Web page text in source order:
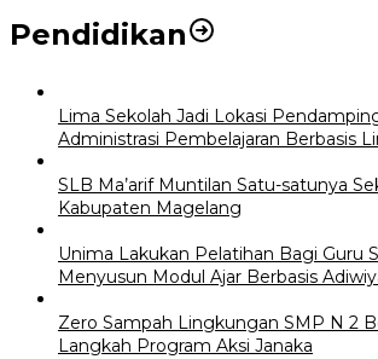
Pendidikan
Lima Sekolah Jadi Lokasi
Administrasi Pembelajaran Berbasis
SLB Ma’arif Muntilan Satu-satunya
Kabupaten Magelang
Unima Lakukan Pelatihan Bagi Guru
Menyusun Modul Ajar Berbasis
Zero Sampah Lingkungan SMP N 2
Langkah Program Aksi Janaka